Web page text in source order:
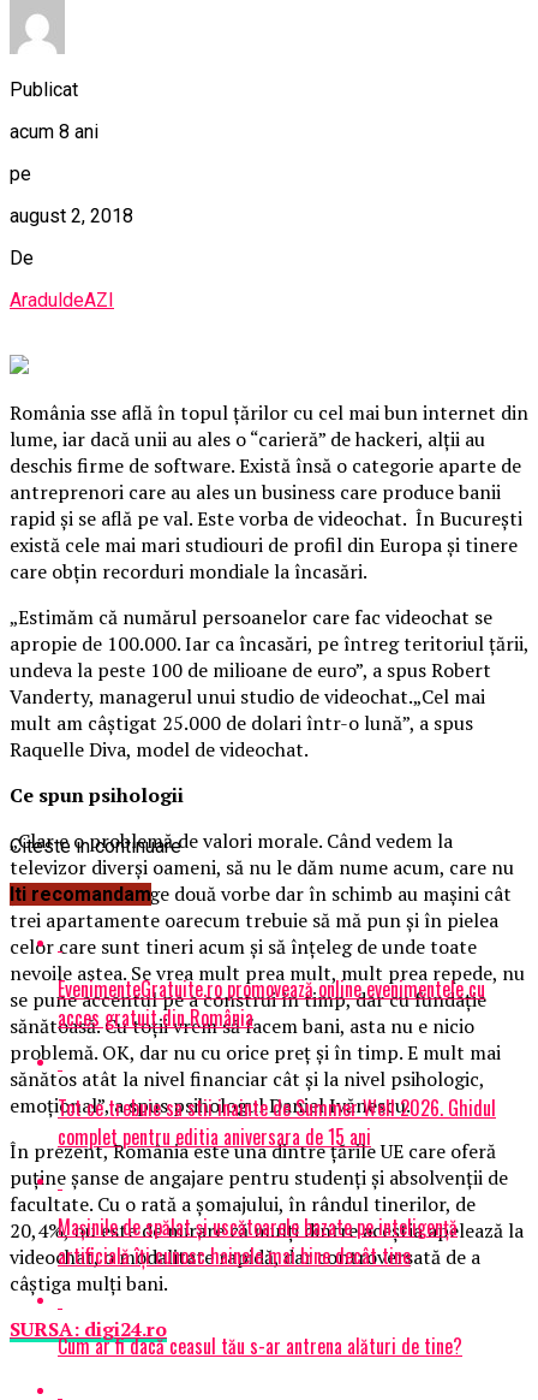
Publicat
acum 8 ani
pe
august 2, 2018
De
AraduldeAZI
România sse află în topul ţărilor cu cel mai bun internet din
lume, iar dacă unii au ales o “carieră” de hackeri, alţii au
deschis firme de software. Există însă o categorie aparte de
antreprenori care au ales un business care produce banii
rapid şi se află pe val. Este vorba de videochat. În Bucureşti
există cele mai mari studiouri de profil din Europa şi tinere
care obţin recorduri mondiale la încasări.
„Estimăm că numărul persoanelor care fac videochat se
apropie de 100.000.Iar ca încasări, pe întreg teritoriul ţării,
undeva la peste 100 de milioane de euro”, a spus Robert
Vanderty, managerul unui studio de videochat.„Cel mai
mult am câştigat 25.000 de dolari într-o lună”, a spus
Raquelle Diva, model de videochat.
Ce spun psihologii
„Clar e o problemă de valori morale. Când vedem la
televizor diverşi oameni, să nu le dăm nume acum, care nu
ştiu efectiv să lege două vorbe dar în schimb au maşini cât
trei apartamente oarecum trebuie să mă pun şi în pielea
celor care sunt tineri acum şi să înţeleg de unde toate
nevoile astea. Se vrea mult prea mult, mult prea repede, nu
se pune accentul pe a construi în timp, dar cu fundaţie
sănătoasă. Cu toţii vrem să facem bani, asta nu e nicio
problemă. OK, dar nu cu orice preţ şi în timp. E mult mai
sănătos atât la nivel financiar cât şi la nivel psihologic,
emoţional”, a spus psihologul Daniel Ivănescu.
În prezent, România este una dintre ţările UE care oferă
puţine şanse de angajare pentru studenţi şi absolvenţii de
facultate. Cu o rată a şomajului, în rândul tinerilor, de
20,4%, nu este de mirare că mulţi dintre aceştia apelează la
videochat, o modalitate rapidă, dar controversată de a
câştiga mulţi bani.
SURSA: digi24.ro
Citeste in continuare
Iti recomandam
EvenimenteGratuite.ro promovează online evenimentele cu
acces gratuit din România
Tot ce trebuie sa stii inainte de Summer Well 2026. Ghidul
complet pentru editia aniversara de 15 ani
Mașinile de spălat și uscătoarele bazate pe inteligență
artificială îți cunosc hainele mai bine decât tine
Cum ar fi dacă ceasul tău s-ar antrena alături de tine?